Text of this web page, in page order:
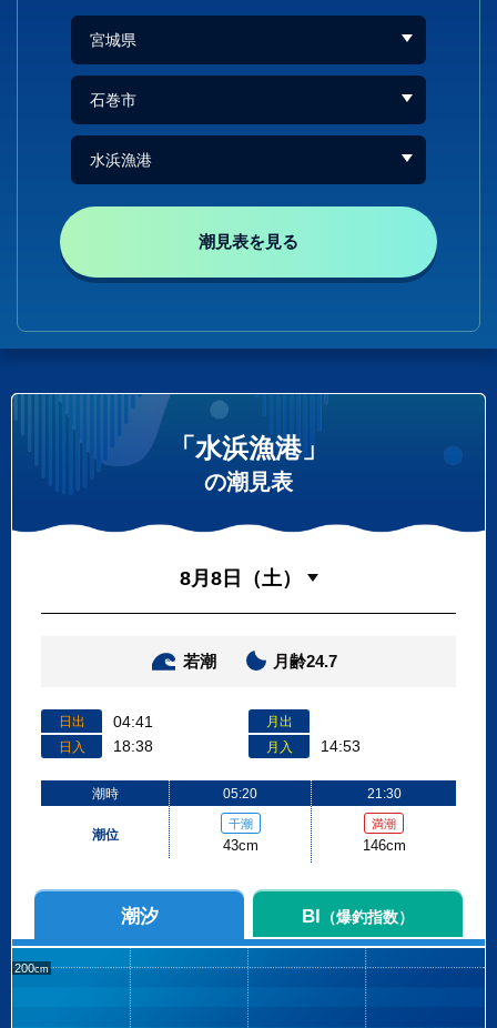
潮見表を見る
「水浜漁港」
の潮見表
若潮 月齢24.7
日出 04:41
日入 18:38
月出
月入
14:53
潮時
潮位
05:20
干潮
43cm
21:30
満潮
146cm
潮汐 BI （爆釣指数）
200